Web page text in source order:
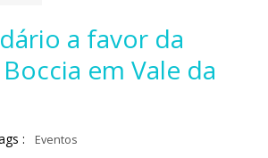
a favor da
em Vale da
: Eventos